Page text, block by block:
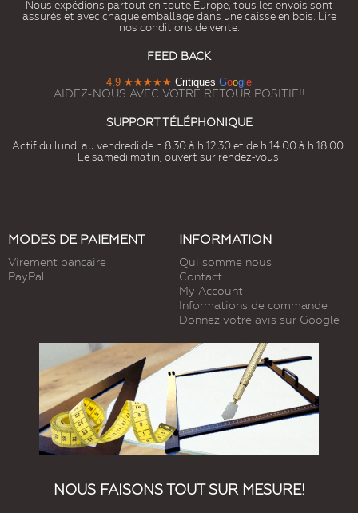
Nous expédions partout en toute Europe, tous les envois sont
assurés et avec chaque emballage dans une caisse en bois. Lire
nos conditions de vente.
FEED BACK
4,9 ★★★★★ Critiques Goog e
AIDEZ-NOUS AVEC VOTRE RETOUR POSITIF!!
SUPPORT TÉLÉPHONIQUE
Actif du lundi au vendredi de h 8.30 à h 12.30 et de h 14.00 à h 18.00.
Le samedi matin, ouvert sur rendez-vous.
MODES DE PAIEMENT
Virement bancaire
PayPal
INFORMATION
Qui somme nous
Contact
My Account
Informations de commande
Donnez votre avis sur Google
NOUS FAISONS TOUT SUR MESURE!